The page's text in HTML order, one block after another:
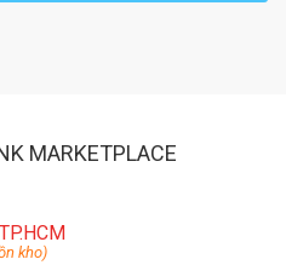
MARKETPLACE
kho)